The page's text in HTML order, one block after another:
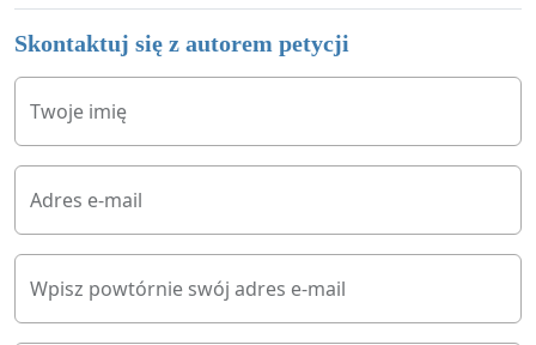
Skontaktuj się z autorem petycji
Twoje imię
Adres e-mail
Wpisz powtórnie swój adres e-mail